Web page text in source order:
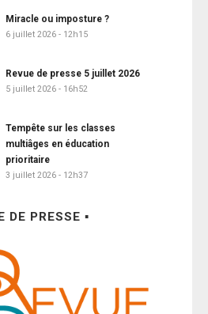
Miracle ou imposture ?
6 juillet 2026 - 12h15
Revue de presse 5 juillet 2026
5 juillet 2026 - 16h52
Tempête sur les classes
multiâges en éducation
prioritaire
3 juillet 2026 - 12h37
DE PRESSE ▪